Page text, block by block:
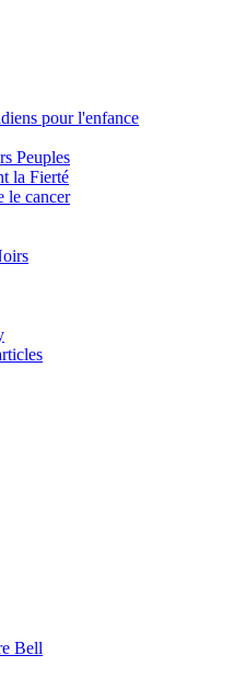
pour l'enfance
Peuples
la Fierté
le cancer
Bell